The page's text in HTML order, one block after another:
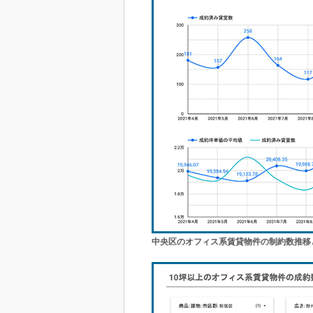
中央区のオフィス系賃貸物件の制約数推